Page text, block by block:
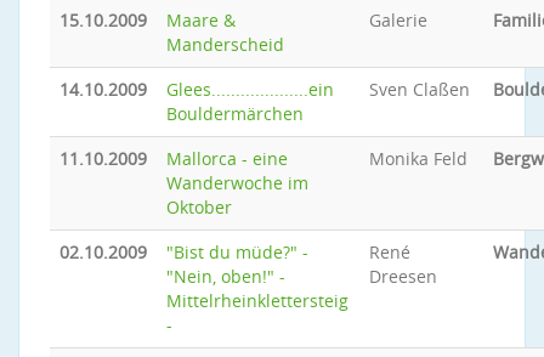
15.10.2009
Maare &
Manderscheid
Galerie
14.10.2009
Glees....................ein
Bouldermärchen
Sven Claßen
11.10.2009
Mallorca - eine
Wanderwoche im
Oktober
Monika Feld
02.10.2009
"Bist du müde?" -
"Nein, oben!" -
Mittelrheinklettersteig
-
René
Dreesen